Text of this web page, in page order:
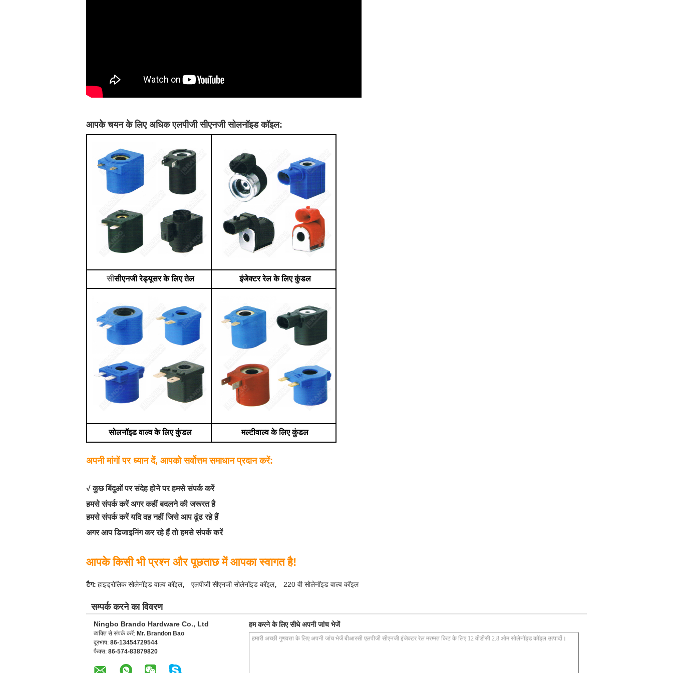
आपके चयन के लिए अधिक एलपीजी सीएनजी सोलनॉइड कॉइल:
सीसीएनजी रेड्यूसर के लिए तेल इंजेक्टर रेल के लिए कुंडल
सोलनॉइड वाल्व के लिए कुंडल मल्टीवाल्व के लिए कुंडल
अपनी मांगों पर ध्यान दें, आपको सर्वोत्तम समाधान प्रदान करें:
√ कुछ बिंदुओं पर संदेह होने पर हमसे संपर्क करें
हमसे संपर्क करें अगर कहीं बदलने की जरूरत है
हमसे संपर्क करें यदि वह नहीं जिसे आप ढूंढ रहे हैं
अगर आप डिजाइनिंग कर रहे हैं तो हमसे संपर्क करें
आपके किसी भी प्रश्न और पूछताछ में आपका स्वागत है!
टैग: हाइड्रोलिक सोलेनॉइड वाल्व कॉइल, एलपीजी सीएनजी सोलेनॉइड कॉइल, 220 वी सोलेनॉइड वाल्व कॉइल
सम्पर्क करने का विवरण
Ningbo Brando Hardware Co., Ltd
व्यक्ति से संपर्क करें: Mr. Brandon Bao
दूरभाष: 86-13454729544
फैक्स: 86-574-83879820
हम करने के लिए सीधे अपनी जांच भेजें